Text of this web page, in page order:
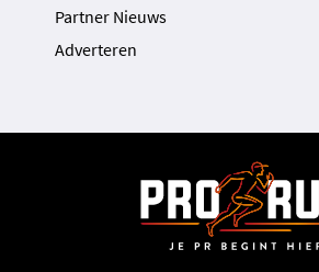
Partner Nieuws
Adverteren